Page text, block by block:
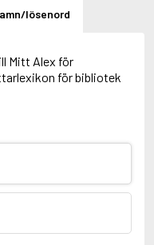
lösenord
Mitt Alex för
för bibliotek